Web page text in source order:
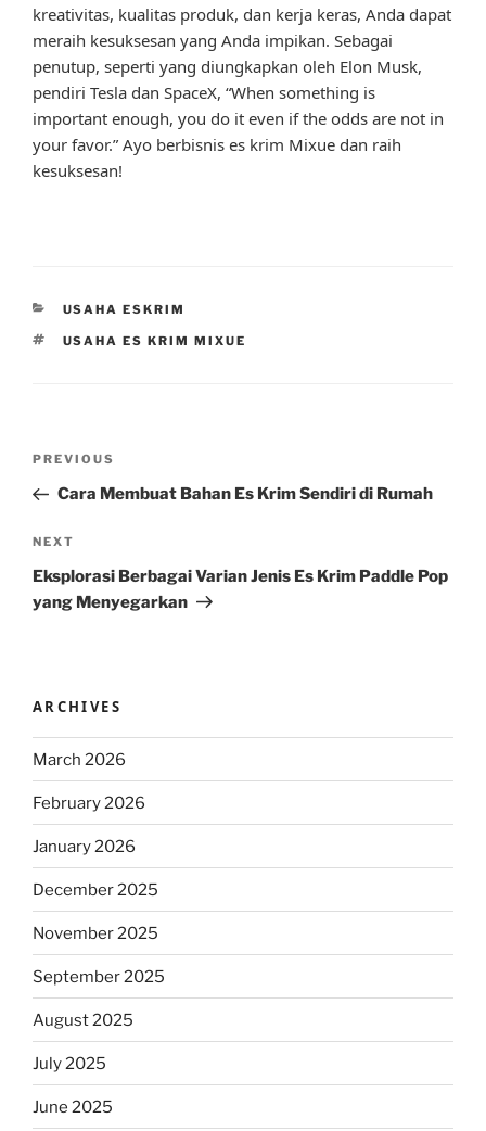
kreativitas, kualitas produk, dan kerja keras, Anda dapat
meraih kesuksesan yang Anda impikan. Sebagai
penutup, seperti yang diungkapkan oleh Elon Musk,
pendiri Tesla dan SpaceX, “When something is
important enough, you do it even if the odds are not in
your favor.” Ayo berbisnis es krim Mixue dan raih
kesuksesan!
CATEGORIES
USAHA ESKRIM
TAGS
USAHA ES KRIM MIXUE
Previous
Post
PREVIOUS
Cara Membuat Bahan Es Krim Sendiri di Rumah
Next
Post
NEXT
Eksplorasi Berbagai Varian Jenis Es Krim Paddle Pop
yang Menyegarkan
ARCHIVES
March 2026
February 2026
January 2026
December 2025
November 2025
September 2025
August 2025
July 2025
June 2025